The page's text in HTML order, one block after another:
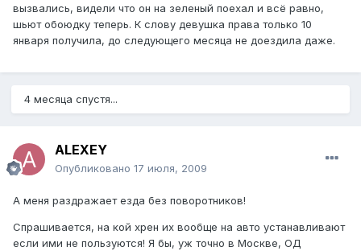
вызвались, видели что он на зеленый поехал и всё равно,
шьют обоюдку теперь. К слову девушка права только 10
января получила, до следующего месяца не доездила даже.
4 месяца спустя...
ALEXEY
Опубликовано 17 июля, 2009
А меня раздражает езда без поворотников!
Спрашивается, на кой хрен их вообще на авто устанавливают
если ими не пользуются! Я бы, уж точно в Москве, ОД